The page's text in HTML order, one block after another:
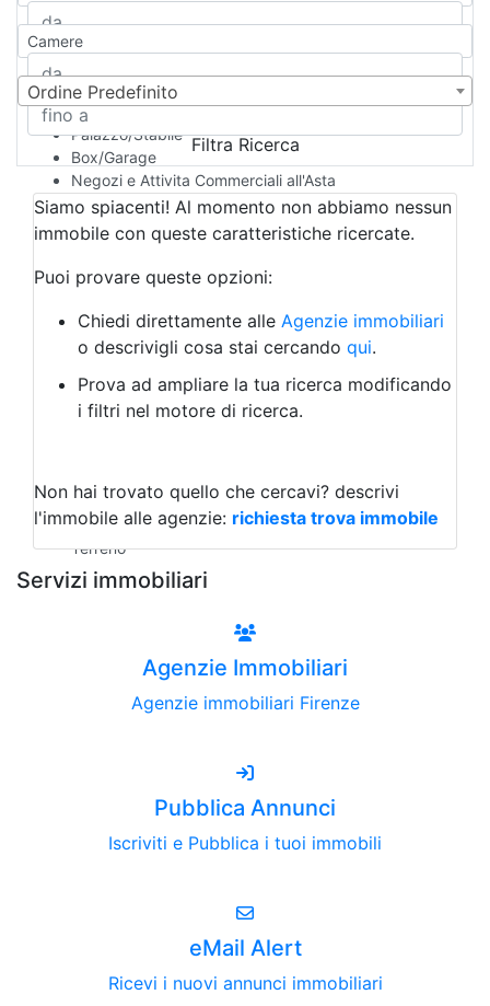
Rustico/Casale
Camera d'Albergo
Multiproprietà
Palazzo/Stabile
Box/Garage
Negozi e Attivita Commerciali all'Asta
Qualsiasi
Attività/Licenza Commerciale
Azienda Agricola
Bar/Ristorante
Albergo
Laboratorio Artigianale
Negozio/locale commerciale
Agriturismo
Magazzini
Qualsiasi
Terreno edificabile
Terreno
Camere
Ordine Predefinito
Filtra Ricerca
Siamo spiacenti! Al momento non abbiamo nessun
immobile con queste caratteristiche ricercate.
Puoi provare queste opzioni:
Chiedi direttamente alle Agenzie immobiliari
o descrivigli cosa stai cercando qui.
Prova ad ampliare la tua ricerca modificando
i filtri nel motore di ricerca.
Non hai trovato quello che cercavi? descrivi
l'immobile alle agenzie: richiesta trova immobile
Servizi immobiliari
Agenzie Immobiliari
Agenzie immobiliari Firenze
Pubblica Annunci
Iscriviti e Pubblica i tuoi immobili
eMail Alert
Ricevi i nuovi annunci immobiliari